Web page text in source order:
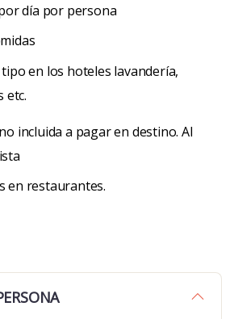
día por persona
en los hoteles lavandería,
etc.
incluida a pagar en destino. Al
en restaurantes.